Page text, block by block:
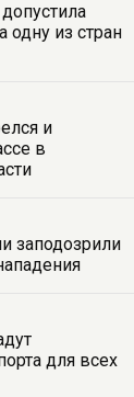
одну из стран
и
в
заподозрили
для всех